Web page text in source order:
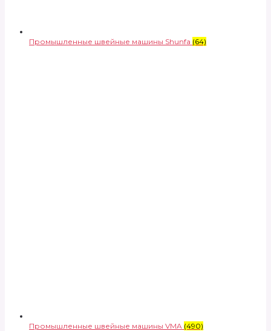
Промышленные швейные машины Shunfa (64)
Промышленные швейные машины VMA (490)